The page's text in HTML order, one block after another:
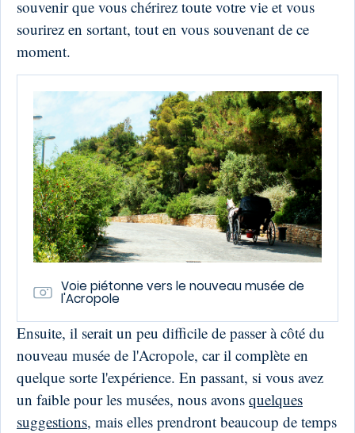
souvenir que vous chérirez toute votre vie et vous
sourirez en sortant, tout en vous souvenant de ce
moment.
Voie piétonne vers le nouveau musée de
l'Acropole
Ensuite, il serait un peu difficile de passer à côté du
nouveau musée de l'Acropole, car il complète en
quelque sorte l'expérience. En passant, si vous avez
un faible pour les musées, nous avons quelques
suggestions, mais elles prendront beaucoup de temps